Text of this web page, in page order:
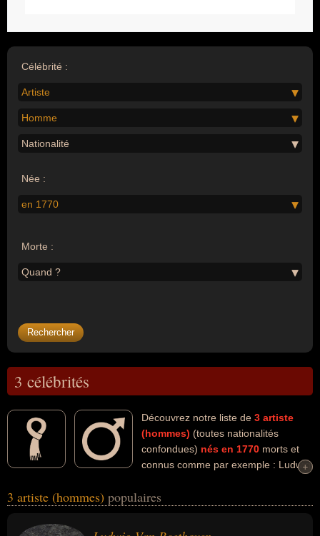
Célébrité :
Artiste
Homme
Nationalité
Née :
en 1770
Morte :
Quand ?
3 célébrités
Découvrez notre liste de 3 artiste
(hommes) (toutes nationalités
confondues) nés en 1770 morts et
connus comme par exemple : Ludwig
Ces personnalités (de sexe masculin) peuvent avoir des liens
de la philosophie. Ces célébrités peuvent également avoir été
+
+
3 artiste (hommes) populaires